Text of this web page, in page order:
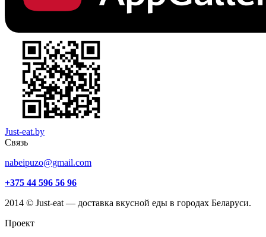
Just-eat.by
Связь
nabeipuzo@gmail.com
+375 44 596 56 96
2014 © Just-eat — доставка вкусной еды в городах Беларуси.
Проект